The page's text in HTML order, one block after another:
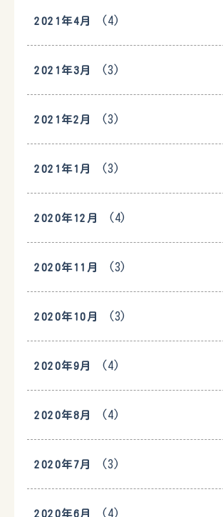
2021年4月 (4)
2021年3月 (3)
2021年2月 (3)
2021年1月 (3)
2020年12月 (4)
2020年11月 (3)
2020年10月 (3)
2020年9月 (4)
2020年8月 (4)
2020年7月 (3)
2020年6月 (4)